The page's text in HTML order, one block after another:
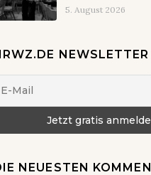
5. August 2026
NEWSLETTER
NEUESTEN